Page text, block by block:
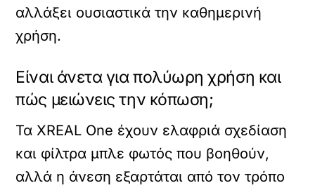
αλλάξει ουσιαστικά την καθημερινή
χρήση.
Είναι άνετα για πολύωρη χρήση και
πώς μειώνεις την κόπωση;
Τα XREAL One έχουν ελαφριά σχεδίαση
και φίλτρα μπλε φωτός που βοηθούν,
αλλά η άνεση εξαρτάται από τον τρόπο